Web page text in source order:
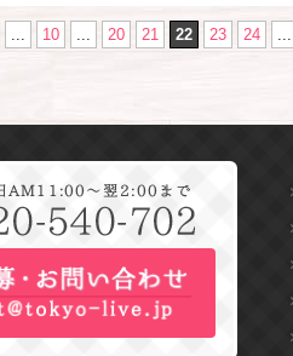
... 10 ... 20 21 22 23 24 ...